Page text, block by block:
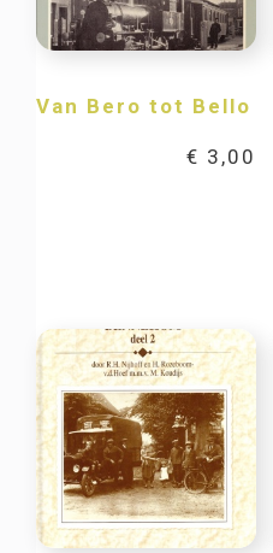
Van Bero tot Bello
€ 3,00